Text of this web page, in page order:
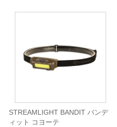
STREAMLIGHT BANDIT バンデ
ィット コヨーテ